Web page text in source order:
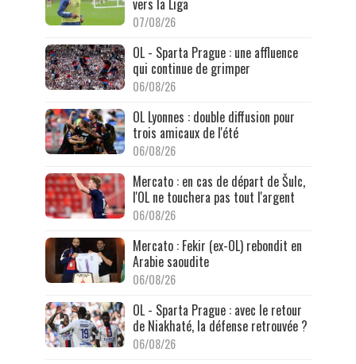
vers la Liga
07/08/26
OL - Sparta Prague : une affluence
qui continue de grimper
06/08/26
OL Lyonnes : double diffusion pour
trois amicaux de l'été
06/08/26
Mercato : en cas de départ de Šulc,
l'OL ne touchera pas tout l'argent
06/08/26
Mercato : Fekir (ex-OL) rebondit en
Arabie saoudite
06/08/26
OL - Sparta Prague : avec le retour
de Niakhaté, la défense retrouvée ?
06/08/26